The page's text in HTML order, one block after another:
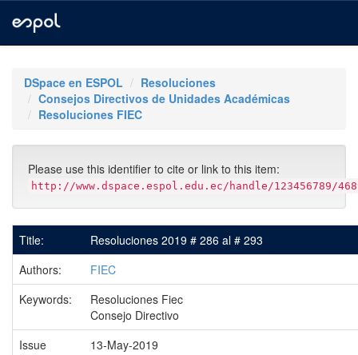
navigationDSpace en ESPOL
Resoluciones
Consejos Directivos de Unidades Académicas
Resoluciones FIEC
Please use this identifier to cite or link to this item:
http://www.dspace.espol.edu.ec/handle/123456789/
Title:
Resoluciones 2019 # 286 al # 293
Authors:
FIEC
Keywords:
Resoluciones Fiec
Consejo Directivo
Issue
13-May-2019